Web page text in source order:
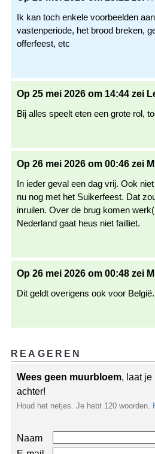
Ik kan toch enkele voorbeelden
vastenperiode, het brood breken,
offerfeest, etc
Op 25 mei 2026 om 14:44 zei
Bij alles speelt eten een grote rol,
Op 26 mei 2026 om 00:46 zei
In ieder geval een dag vrij. Ook
nu nog met het Suikerfeest. Dat
inruilen. Over de brug komen
Nederland gaat heus niet failliet.
Op 26 mei 2026 om 00:48 zei
Dit geldt overigens ook voor
REAGEREN
Wees geen muurbloem, laat je
achter!
Houd het netjes. Je hebt 120 woorden.
Naam